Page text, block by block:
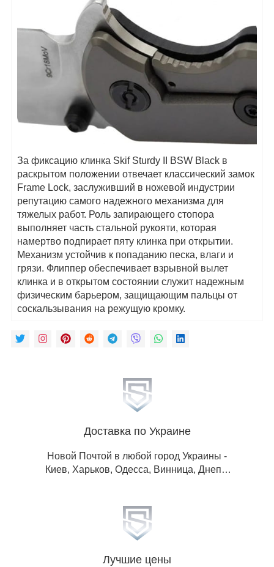
За фиксацию клинка Skif Sturdy II BSW Black в
раскрытом положении отвечает классический замок
Frame Lock, заслуживший в ножевой индустрии
репутацию самого надежного механизма для
тяжелых работ. Роль запирающего стопора
выполняет часть стальной рукояти, которая
намертво подпирает пяту клинка при открытии.
Механизм устойчив к попаданию песка, влаги и
грязи. Флиппер обеспечивает взрывной вылет
клинка и в открытом состоянии служит надежным
физическим барьером, защищающим пальцы от
соскальзывания на режущую кромку.
Доставка по Украине
Новой Почтой в любой город Украины -
Киев, Харьков, Одесса, Винница, Днепр,
Донецкая обл, Николаев, Полтава, Ровно,
Сумы, Тернополь, Ужгород, Херсон,
Хмельницкий, Черкассы, Чернигов,
Лучшие цены